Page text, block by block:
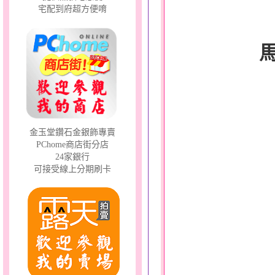
宅配到府超方便唷
金玉堂鑽石金銀飾專賣
PChome商店街分店
24家銀行
可接受線上分期刷卡